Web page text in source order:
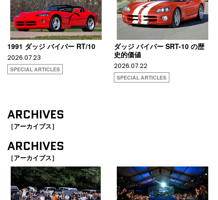
1991 ダッジ バイパー RT/10
2026.07.23
SPECIAL ARTICLES
ダッジ バイパー SRT-10 の歴
史的価値
2026.07.22
SPECIAL ARTICLES
ARCHIVES
［アーカイブス］
ARCHIVES
［アーカイブス］